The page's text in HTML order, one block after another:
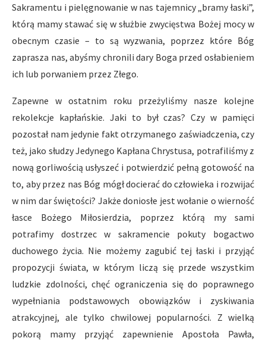
Sakramentu i pielęgnowanie w nas tajemnicy „bramy łaski”,
którą mamy stawać się w służbie zwycięstwa Bożej mocy w
obecnym czasie – to są wyzwania, poprzez które Bóg
zaprasza nas, abyśmy chronili dary Boga przed osłabieniem
ich lub porwaniem przez Złego.
Zapewne w ostatnim roku przeżyliśmy nasze kolejne
rekolekcje kapłańskie. Jaki to był czas? Czy w pamięci
pozostał nam jedynie fakt otrzymanego zaświadczenia, czy
też, jako słudzy Jedynego Kapłana Chrystusa, potrafiliśmy z
nową gorliwością usłyszeć i potwierdzić pełną gotowość na
to, aby przez nas Bóg mógł docierać do człowieka i rozwijać
w nim dar świętości? Jakże doniosłe jest wołanie o wierność
łasce Bożego Miłosierdzia, poprzez którą my sami
potrafimy dostrzec w sakramencie pokuty bogactwo
duchowego życia. Nie możemy zagubić tej łaski i przyjąć
propozycji świata, w którym liczą się przede wszystkim
ludzkie zdolności, chęć ograniczenia się do poprawnego
wypełniania podstawowych obowiązków i zyskiwania
atrakcyjnej, ale tylko chwilowej popularności. Z wielką
pokorą mamy przyjąć zapewnienie Apostoła Pawła,